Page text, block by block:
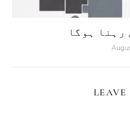
رہنا ہوگا
LEAVE